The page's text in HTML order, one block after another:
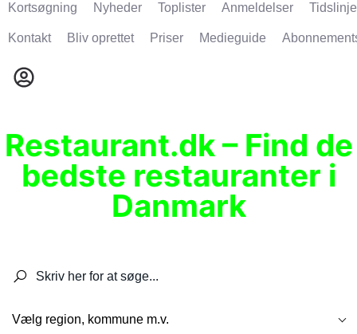
Kortsøgning Nyheder Toplister Anmeldelser Tidslinje
Kontakt Bliv oprettet Priser Medieguide
Restaurant.dk – Find de
bedste restauranter i
Danmark
Vælg region, kommune m.v.